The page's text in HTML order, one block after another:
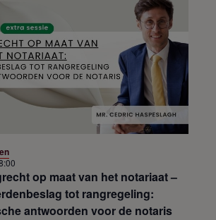
op maat van het notariaat –
tot rangregeling:
antwoorden voor de notaris